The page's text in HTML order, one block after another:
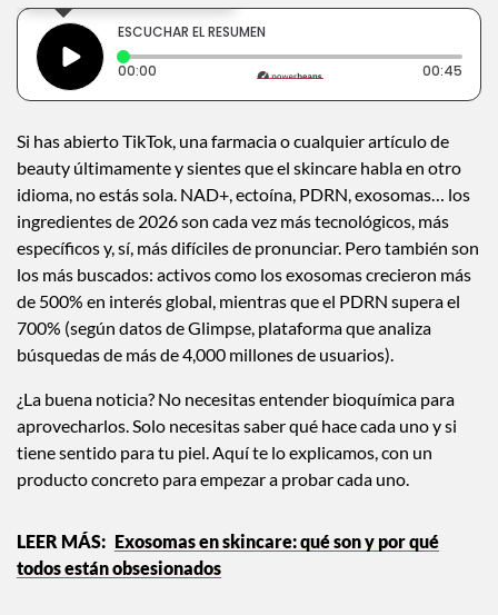
ESCUCHAR EL RESUMEN
00:00 Tiempo transcurrido: 0 segundos 00:45
Si has abierto TikTok, una farmacia o cualquier artículo de
beauty últimamente y sientes que el skincare habla en otro
idioma, no estás sola. NAD+, ectoína, PDRN, exosomas… los
ingredientes de 2026 son cada vez más tecnológicos, más
específicos y, sí, más difíciles de pronunciar. Pero también son
los más buscados: activos como los exosomas crecieron más
de 500% en interés global, mientras que el PDRN supera el
700% (según datos de Glimpse, plataforma que analiza
búsquedas de más de 4,000 millones de usuarios).
¿La buena noticia? No necesitas entender bioquímica para
aprovecharlos. Solo necesitas saber qué hace cada uno y si
tiene sentido para tu piel. Aquí te lo explicamos, con un
producto concreto para empezar a probar cada uno.
Exosomas en skincare: qué son y por qué
todos están obsesionados